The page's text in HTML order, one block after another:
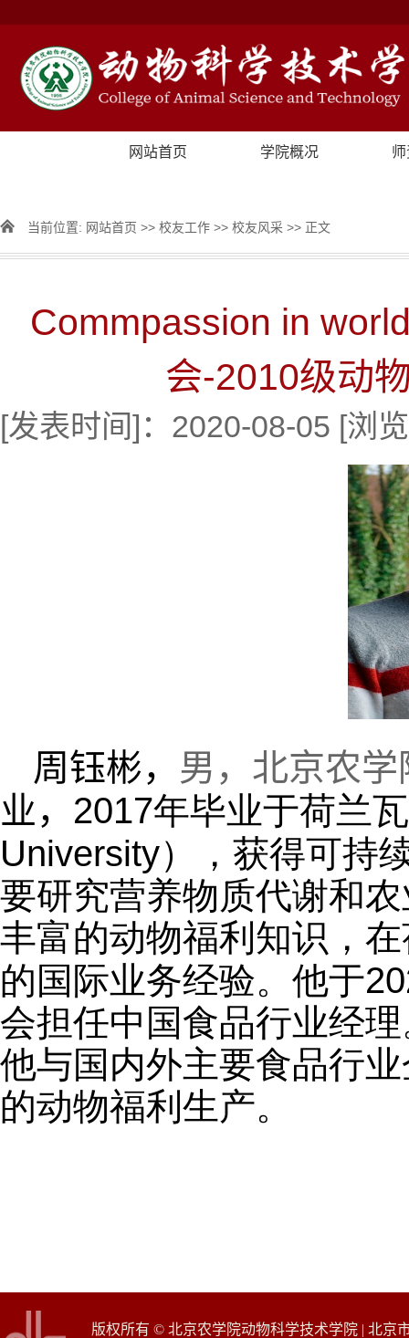
网站首页 学院概况
当前位置: 网站首页 >> 校友工作 >> 校友风采 >> 正文
Commpassion in
会-2010级动
[发表时间]：2020-08-05 [浏
周钰彬， 男，北京农学
业， 2017年毕业于荷兰
University），获得可持
要研究营养物质代谢和
丰富的动物福利知识，
的国际业务经验。他于
会担任中国食品行业经
他与国内外主要食品行
的动物福利生产。
版权所有 © 北京农学院动物科学技术学院 | 北京